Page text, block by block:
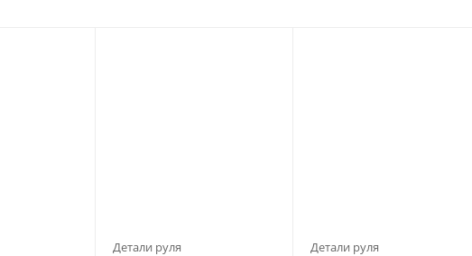
Детали руля Детали руля